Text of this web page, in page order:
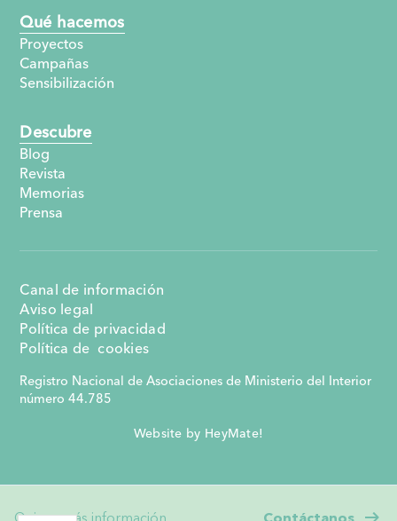
Qué hacemos
Proyectos
Campañas
Sensibilización
Descubre
Blog
Revista
Memorias
Prensa
Registro Nacional de Asociaciones de Ministerio del Interior
número 44.785
Canal de información
Aviso legal
Política de privacidad
Política de cookies
Website by HeyMate!
Quiero más información Contáctanos